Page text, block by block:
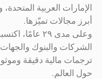
الإمارات العربية
أبرز مجالات تميّزها.
وعلى مدى ٢٩
الشركات والبنوك
حول العالم.